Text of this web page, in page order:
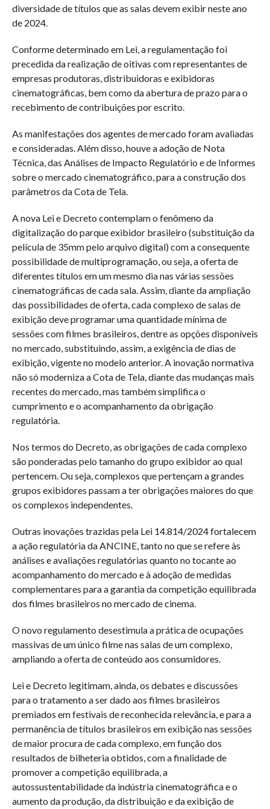
diversidade de títulos que as salas devem exibir neste ano
de 2024.
Conforme determinado em Lei, a regulamentação foi
precedida da realização de oitivas com representantes de
empresas produtoras, distribuidoras e exibidoras
cinematográficas, bem como da abertura de prazo para o
recebimento de contribuições por escrito.
As manifestações dos agentes de mercado foram avaliadas
e consideradas. Além disso, houve a adoção de Nota
Técnica, das Análises de Impacto Regulatório e de Informes
sobre o mercado cinematográfico, para a construção dos
parâmetros da Cota de Tela.
A nova Lei e Decreto contemplam o fenômeno da
digitalização do parque exibidor brasileiro (substituição da
película de 35mm pelo arquivo digital) com a consequente
possibilidade de multiprogramação, ou seja, a oferta de
diferentes títulos em um mesmo dia nas várias sessões
cinematográficas de cada sala. Assim, diante da ampliação
das possibilidades de oferta, cada complexo de salas de
exibição deve programar uma quantidade mínima de
sessões com filmes brasileiros, dentre as opções disponíveis
no mercado, substituindo, assim, a exigência de dias de
exibição, vigente no modelo anterior. A inovação normativa
não só moderniza a Cota de Tela, diante das mudanças mais
recentes do mercado, mas também simplifica o
cumprimento e o acompanhamento da obrigação
regulatória.
Nos termos do Decreto, as obrigações de cada complexo
são ponderadas pelo tamanho do grupo exibidor ao qual
pertencem. Ou seja, complexos que pertençam a grandes
grupos exibidores passam a ter obrigações maiores do que
os complexos independentes.
Outras inovações trazidas pela Lei 14.814/2024 fortalecem
a ação regulatória da ANCINE, tanto no que se refere às
análises e avaliações regulatórias quanto no tocante ao
acompanhamento do mercado e à adoção de medidas
complementares para a garantia da competição equilibrada
dos filmes brasileiros no mercado de cinema.
O novo regulamento desestimula a prática de ocupações
massivas de um único filme nas salas de um complexo,
ampliando a oferta de conteúdo aos consumidores.
Lei e Decreto legitimam, ainda, os debates e discussões
para o tratamento a ser dado aos filmes brasileiros
premiados em festivais de reconhecida relevância, e para a
permanência de títulos brasileiros em exibição nas sessões
de maior procura de cada complexo, em função dos
resultados de bilheteria obtidos, com a finalidade de
promover a competição equilibrada, a
autossustentabilidade da indústria cinematográfica e o
aumento da produção, da distribuição e da exibição de